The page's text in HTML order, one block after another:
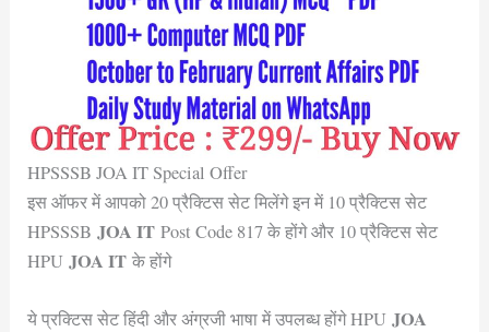
HPSSSB JOA IT Special Offer
इस ऑफर में आपको 20 प्रैक्टिस सेट मिलेंगे इन में 10 प्रैक्टिस सेट
HPSSSBJOA IT Post Code 817 के होंगे और 10 प्रैक्टिस सेट
HPUJOA IT के होंगे
ये प्रक्टिस सेट हिंदी और अंग्रजी भाषा में उपलब्ध होंगे HPUJOA